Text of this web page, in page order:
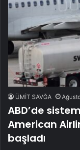
ÜMİT SAVĞA
ABD’de
American
başladı